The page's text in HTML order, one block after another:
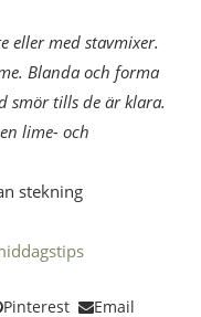
eller med stavmixer.
Blanda och forma
smör tills de är klara.
lime- och
stekning
Pinterest Email